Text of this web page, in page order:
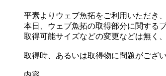
平素よりウェブ魚拓をご利用いただき
本日、ウェブ魚拓の取得部分に関する
取得可能サイズなどの変更などは無く
取得時、あるいは取得物に問題がござ